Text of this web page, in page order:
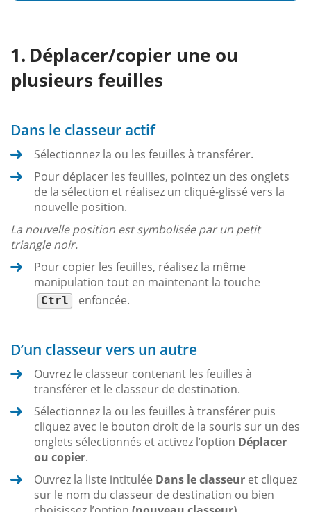
Déplacer/copier une ou
plusieurs feuilles
Dans le classeur actif
Sélectionnez la ou les feuilles à transférer.
Pour déplacer les feuilles, pointez un des onglets
de la sélection et réalisez un cliqué-glissé vers la
nouvelle position.
La nouvelle position est symbolisée par un petit
triangle noir.
Pour copier les feuilles, réalisez la même
manipulation tout en maintenant la touche
Ctrl enfoncée.
D’un classeur vers un autre
Ouvrez le classeur contenant les feuilles à
transférer et le classeur de destination.
Sélectionnez la ou les feuilles à transférer puis
cliquez avec le bouton droit de la souris sur un des
onglets sélectionnés et activez l’option Déplacer
ou copier.
Ouvrez la liste intitulée Dans le classeur et cliquez
sur le nom du classeur de destination ou bien